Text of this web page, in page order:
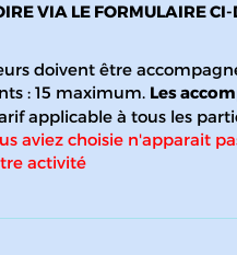
VIA LE FORMULAIRE
doivent être
: 15 maximum. Les
applicable à tous les
aviez choisie n'apparait
activité